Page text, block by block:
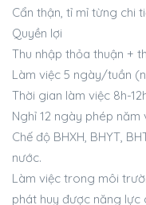
Cẩn thận, tỉ mỉ từng chi
Quyền lợi
Thu nhập thỏa thuận +
Làm việc 5 ngày/tuần
Thời gian làm việc 8h-
Nghỉ 12 ngày phép
Chế độ BHXH, BHYT,
nước.
Làm việc trong môi
phát huy được năng lực